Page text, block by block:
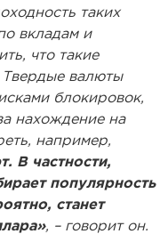
таких
вкладам и
что такие
Твердые валюты
блокировок,
нахождение на
например,
В частности,
популярность
станет
, – говорит он.